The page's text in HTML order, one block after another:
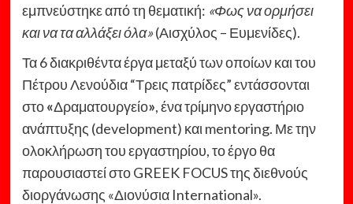
εμπνεύστηκε από τη θεματική: «Φως να ορμήσει
και να τα αλλάξει όλα»(Αισχύλος – Ευμενίδες).
Τα 6 διακριθέντα έργα μεταξύ των οποίων και του
Πέτρου Λενούδια “Τρεις πατρίδες” εντάσσονται
στο«Δραματουργείο», ένα τρίμηνο εργαστήριο
ανάπτυξης (development) και mentoring. Με την
ολοκλήρωση του εργαστηρίου, το έργο θα
παρουσιαστεί στο GREEK FOCUS της διεθνούς
διοργάνωσης «Διονύσια International».